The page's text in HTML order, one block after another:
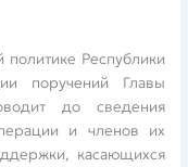
Республики
поручений Главы
до сведения
и членов их
касающихся